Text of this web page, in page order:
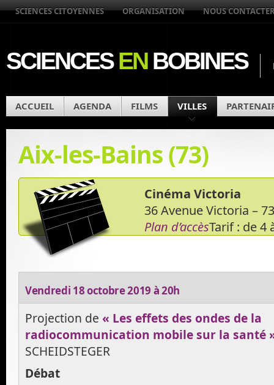
SCIENCES CITOYENNES ORGANISATION NOUS
SCIENCESENBOBINES
ACCUEIL AGENDA FILMS VILLES
Aix-les-Bains (73)
Cinéma Victoria
36 Avenue Victoria –
Plan d’accèsTarif : de 4
Vendredi 18 octobre 2019 à 20h
Projection de « Les effets des ondes de la
radiocommunication mobile sur la santé
SCHEIDSTEGER
Débat